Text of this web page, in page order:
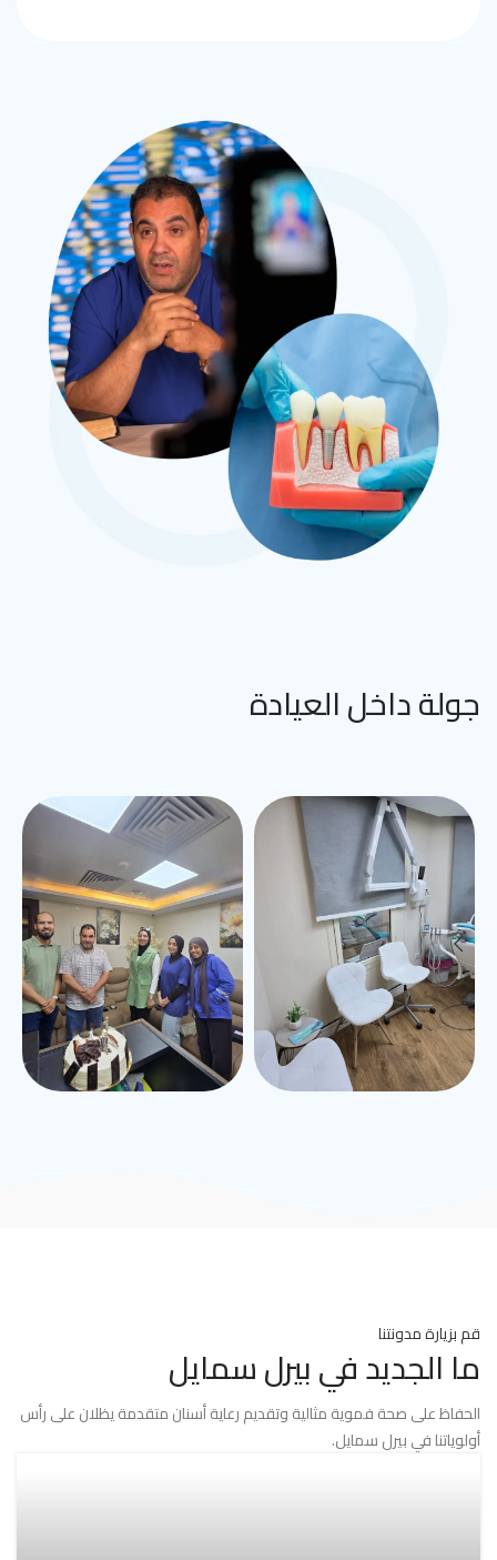
جولة داخل العيادة
قم بزيارة مدونتنا
ما الجديد في بيرل سمايل
الحفاظ على صحة فموية مثالية وتقديم رعاية أسنان متقدمة يظلان على رأس
أولوياتنا في بيرل سمايل.